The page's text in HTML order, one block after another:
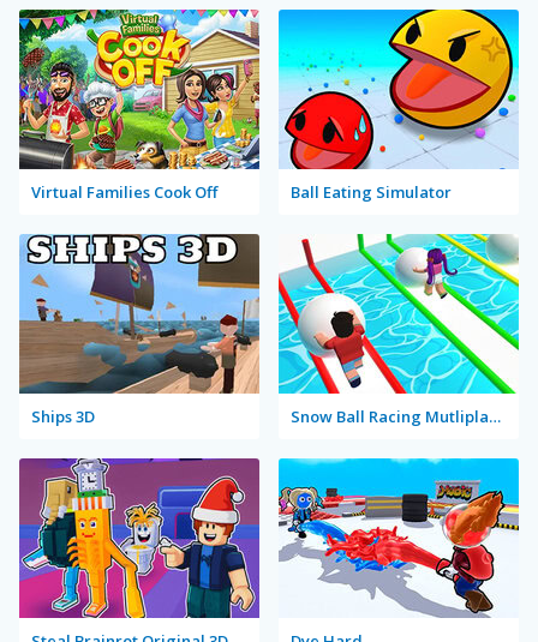
Virtual Families Cook Off Ball Eating Simulator
Ships 3D Snow Ball Racing Mutliplayer